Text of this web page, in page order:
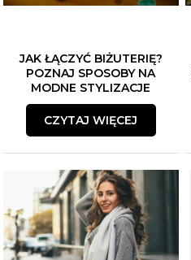
JAK ŁĄCZYĆ BIŻUTERIĘ?
POZNAJ SPOSOBY NA
MODNE STYLIZACJE
CZYTAJ WIĘCEJ